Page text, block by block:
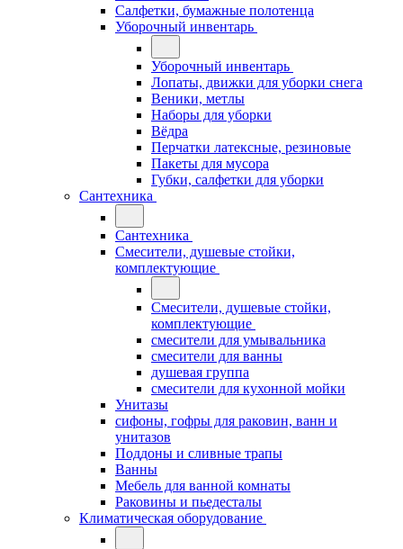
Салфетки, бумажные полотенца
Уборочный инвентарь
Уборочный инвентарь
Лопаты, движки для уборки снега
Веники, метлы
Наборы для уборки
Вёдра
Перчатки латексные, резиновые
Пакеты для мусора
Губки, салфетки для уборки
Сантехника
Сантехника
Смесители, душевые стойки,
комплектующие
Смесители, душевые стойки,
комплектующие
смесители для умывальника
смесители для ванны
душевая группа
смесители для кухонной мойки
Унитазы
сифоны, гофры для раковин, ванн и
унитазов
Поддоны и сливные трапы
Ванны
Мебель для ванной комнаты
Раковины и пьедесталы
Климатическая оборудование